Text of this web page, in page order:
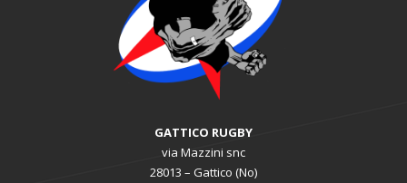
GATTICO RUGBY
via Mazzini snc
28013 – Gattico (No)